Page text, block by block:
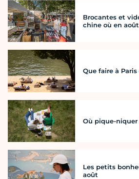
Brocantes et
chine où en
Que faire à Paris
Où pique-niquer
Les petits
août